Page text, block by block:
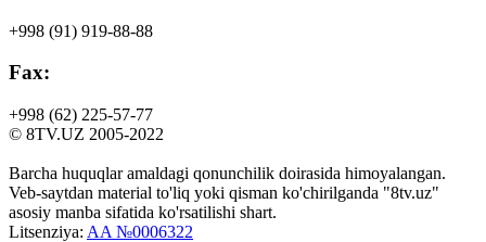
+998 (91) 919-88-88
Fax:
+998 (62) 225-57-77
© 8TV.UZ 2005-2022
Barcha huquqlar amaldagi qonunchilik doirasida himoyalangan.
Veb-saytdan material to'liq yoki qisman ko'chirilganda "8tv.uz"
asosiy manba sifatida ko'rsatilishi shart.
Litsenziya: AA №0006322